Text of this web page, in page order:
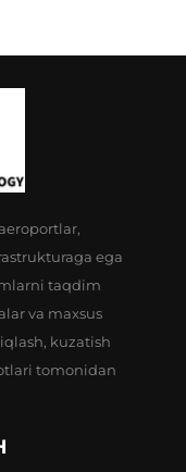
ega
taqdim
va maxsus
kuzatish
tomonidan